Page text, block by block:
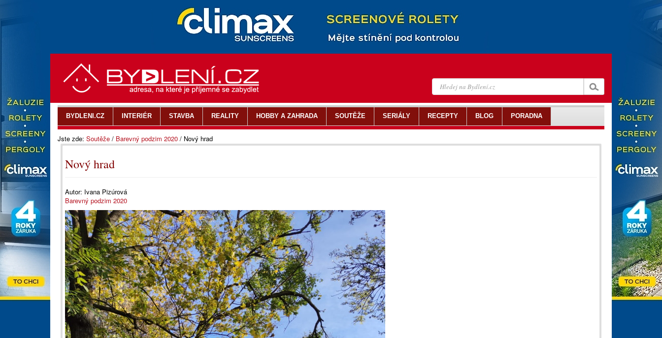
Jste zde: Soutěže / Barevný podzim 2020 / Nový hrad
Nový hrad
Autor: Ivana Pizúrová
Barevný podzim 2020
BYDLENI.CZ INTERIÉR STAVBA REALITY HOBBY A ZAHRADA SOUTĚŽE SERIÁLY RECEPTY BLOG PORADNA